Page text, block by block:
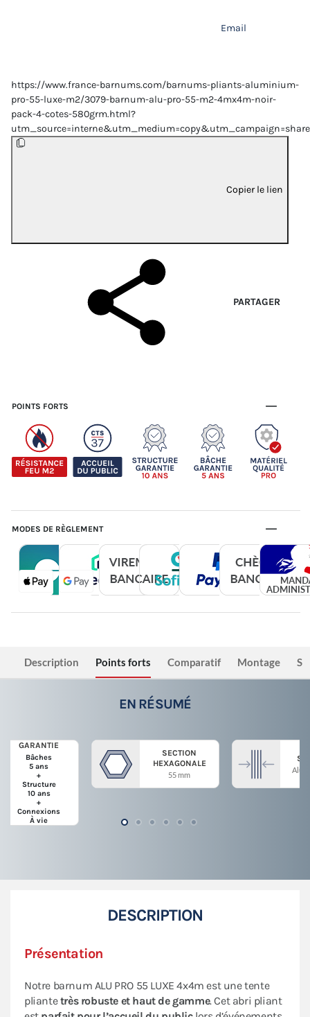
Email
https://www.france-barnums.com/barnums-pliants-aluminium-
pro-55-luxe-m2/3079-barnum-alu-pro-55-m2-4mx4m-noir-
pack-4-cotes-580grm.html?
Copier le lien
PARTAGER
POINTS FORTS
MODES DE RÈGLEMENT
Description Points forts Comparatif Montage
EN RÉSUMÉ
GARANTIE
Bâches
5 ans
+
Structure
10 ans
+
Connexions
À vie
SECTION
HEXAGONALE
55 mm
DESCRIPTION
Présentation
Notre barnum ALU PRO 55 LUXE 4x4m est une tente
pliantetrès robuste et haut de gamme. Cet abri pliant